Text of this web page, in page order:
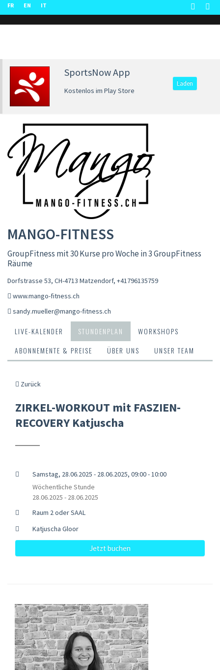
FR EN IT
SportsNow App
Kostenlos im Play Store
Laden
MANGO-FITNESS
GroupFitness mit 30 Kurse pro Woche in 3 GroupFitness
Räume
Dorfstrasse 53, CH-4713 Matzendorf, +41796135759
www.mango-fitness.ch
sandy.mueller@mango-fitness.ch
LIVE-KALENDER STUNDENPLAN
WORKSHOPS
ABONNEMENTE & PREISE
ÜBER UNS UNSER TEAM
Zurück
ZIRKEL-WORKOUT mit FASZIEN-
RECOVERY Katjuscha
Samstag, 28.06.2025 - 28.06.2025, 09:00 - 10:00
Wöchentliche Stunde
28.06.2025 - 28.06.2025
Raum 2 oder SAAL
Katjuscha Gloor
Jetzt buchen